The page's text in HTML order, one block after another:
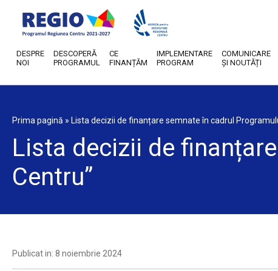
DESPRE
NOI
DESCOPERĂ
PROGRAMUL
CE
FINANȚĂM
IMPLEMENTARE
PROGRAM
COMUNICARE
ȘI NOUTĂȚI
Prima pagină » Lista decizii de finanțare semnate în cadrul
Lista decizii de
Centru”
Publicat in: 8 noiembrie 2024